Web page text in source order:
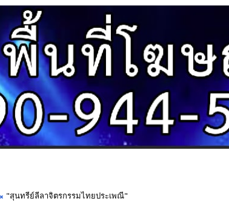
"สุนทรีย์ลีลาจิตรกรรมไทยประเพณี"